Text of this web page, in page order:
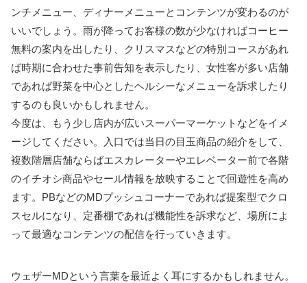
ンチメニュー、ディナーメニューとコンテンツが変わるのが
いいでしょう。雨が降ってお客様の数が少なければコーヒー
無料の案内を出したり、クリスマスなどの特別コースがあれ
ば時期に合わせた事前告知を表示したり、女性客が多い店舗
であれば野菜を中心としたヘルシーなメニューを訴求したり
するのも良いかもしれません。
今度は、もう少し店内が広いスーパーマーケットなどをイメ
ージしてください。入口では当日の目玉商品の紹介をして、
複数階層店舗ならばエスカレーターやエレベーター前で各階
のイチオシ商品やセール情報を放映することで回遊性を高め
ます。PBなどのMDプッシュコーナーであれば提案型でクロ
スセルになり、定番棚であれば機能性を訴求など、場所によ
って最適なコンテンツの配信を行っていきます。
ウェザーMDという言葉を最近よく耳にするかもしれません。